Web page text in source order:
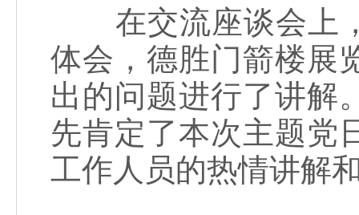
在交流座谈会上，
体会，德胜门箭楼展
出的问题进行了讲解
先肯定了本次主题党
工作人员的热情讲解